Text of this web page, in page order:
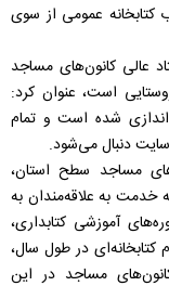
اضافه کرد: به‌تازگی نیز تمدید مجوز ٤٠ باب کتابخانه عمومی از سوی
عالی کانون‌های مساجد
است، عنوان کرد:
شده است و تمام
دنبال می‌شود.
مساجد سطح استان،
خدمت به علاقه‌مندان به
آموزشی کتابداری،
در طول سال،
مساجد در این